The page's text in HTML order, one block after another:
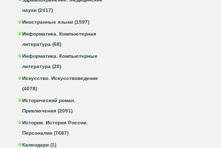
науки (2417)
Иностранные языки (1597)
Информатика. Компьютерная
литература (68)
Информатика. Компьютерные
литература (20)
Искусство. Искусствоведение
(4078)
Исторический роман.
Приключения (2091)
История. История России.
Персоналии (7687)
Календари (1)